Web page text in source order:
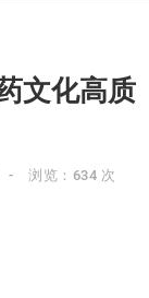
文化高质
浏览：634 次